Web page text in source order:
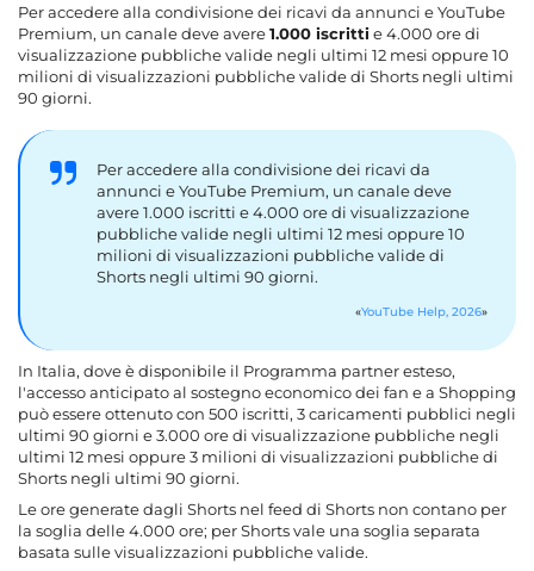
Per accedere alla condivisione dei ricavi da annunci e YouTube
Premium, un canale deve avere1.000 iscrittie 4.000 ore di
visualizzazione pubbliche valide negli ultimi 12 mesi oppure 10
milioni di visualizzazioni pubbliche valide di Shorts negli ultimi
90 giorni.
Per accedere alla condivisione dei ricavi da
annunci e YouTube Premium, un canale deve
avere 1.000 iscritti e 4.000 ore di visualizzazione
pubbliche valide negli ultimi 12 mesi oppure 10
milioni di visualizzazioni pubbliche valide di
Shorts negli ultimi 90 giorni.
YouTube Help, 2026
In Italia, dove è disponibile il Programma partner esteso,
l'accesso anticipato al sostegno economico dei fan e a Shopping
può essere ottenuto con 500 iscritti, 3 caricamenti pubblici negli
ultimi 90 giorni e 3.000 ore di visualizzazione pubbliche negli
ultimi 12 mesi oppure 3 milioni di visualizzazioni pubbliche di
Shorts negli ultimi 90 giorni.
Le ore generate dagli Shorts nel feed di Shorts non contano per
la soglia delle 4.000 ore; per Shorts vale una soglia separata
basata sulle visualizzazioni pubbliche valide.